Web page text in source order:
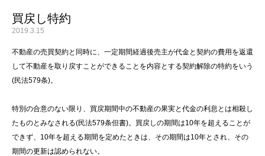
買戻し特約
2019.3.15
不動産の売買契約と同時に、一定期間経過後売主が代金と契約の費用を返還
して不動産を取り戻すことができることを内容とする契約解除の特約をいう
(民法579条)。
特別の合意のない限り、買戻期間中の不動産の果実と代金の利息とは相殺し
たものとみなされる(民法579条但書)。買戻しの期間は10年を超えることが
できず、10年を超える期間を定めたときは、その期間は10年とされ、その
期間の更新は認められない。